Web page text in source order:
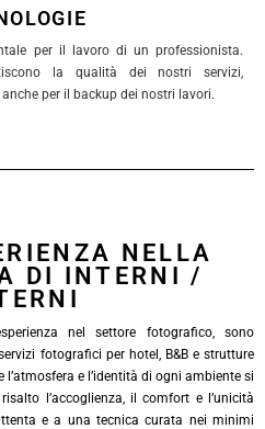
per il lavoro di un professionista.
la qualità dei nostri servizi,
per il backup dei nostri lavori.
NELLA
DI INTERNI /
nel settore fotografico, sono
fotografici per hotel, B&B e strutture
e l’identità di ogni ambiente si
l’accoglienza, il comfort e l’unicità
e a una tecnica curata nei minimi